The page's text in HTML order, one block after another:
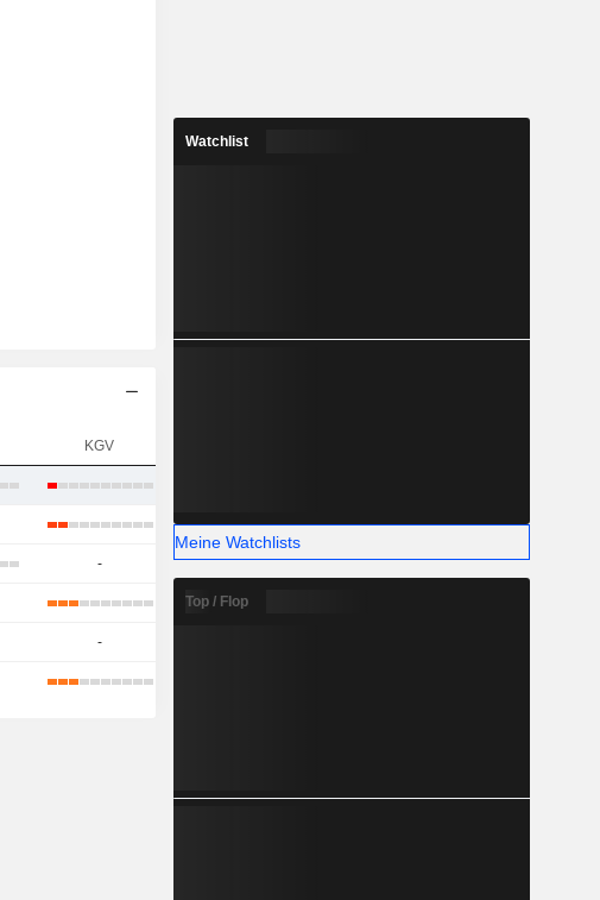
KGV
-
-
Watchlist
Meine Watchlists
Top / Flop